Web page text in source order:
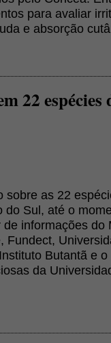
para avaliar
e absorção
22
sobre as 22
do Sul, até o
informações do
Fundect,
Butantã e
da